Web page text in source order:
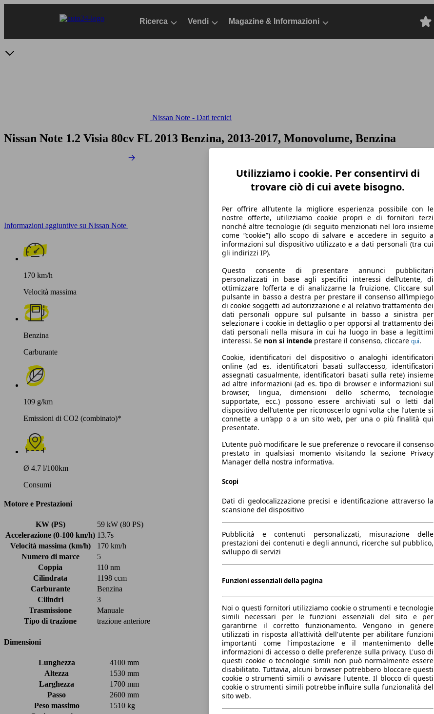
Ricerca Vendi Magazine & Informazioni
Nissan Note - Dati tecnici
Nissan Note 1.2 Visia 80cv FL 2013 Benzina, 2013-2017, Monovolume, Benzina
Informazioni aggiuntive su Nissan Note
170 km/h
Velocità massima
Benzina
Carburante
109 g/km
Emissioni di CO2 (combinato)*
Ø 4.7 l/100km
Consumi
Motore e Prestazioni
KW (PS)
59 kW (80 PS)
Accelerazione (0-100 km/h) 13.7s
Velocità massima (km/h)
170 km/h
Numero di marce
5
Coppia
110 nm
Cilindrata
1198 ccm
Carburante
Benzina
Cilindri
3
Trasmissione
Manuale
Tipo di trazione
trazione anteriore
Dimensioni
Lunghezza
4100 mm
Altezza
1530 mm
Larghezza
1700 mm
Passo
2600 mm
Peso massimo
1510 kg
Utilizziamo i cookie. Per consentirvi di
trovare ciò di cui avete bisogno.
Per offrire all’utente la migliore esperienza possibile con le
nostre offerte, utilizziamo cookie propri e di fornitori terzi
nonché altre tecnologie (di seguito menzionati nel loro insieme
come “cookie”) allo scopo di salvare e accedere in seguito a
informazioni sul dispositivo utilizzato e a dati personali (tra cui
gli indirizzi IP).
Questo consente di presentare annunci pubblicitari
personalizzati in base agli specifici interessi dell’utente, di
ottimizzare l’offerta e di analizzarne la fruizione. Cliccare sul
pulsante in basso a destra per prestare il consenso all’impiego
di cookie soggetti ad autorizzazione e al relativo trattamento dei
dati personali oppure sul pulsante in basso a sinistra per
selezionare i cookie in dettaglio o per opporsi al trattamento dei
dati personali nella misura in cui ha luogo in base a legittimi
interessi. Se non si intende prestare il consenso, cliccare qui.
Cookie, identificatori del dispositivo o analoghi identificatori
online (ad es. identificatori basati sull’accesso, identificatori
assegnati casualmente, identificatori basati sulla rete) insieme
ad altre informazioni (ad es. tipo di browser e informazioni sul
browser, lingua, dimensioni dello schermo, tecnologie
supportate, ecc.) possono essere archiviati sul o letti dal
dispositivo dell’utente per riconoscerlo ogni volta che l’utente si
connette a un’app o a un sito web, per una o più finalità qui
presentate.
L’utente può modificare le sue preferenze o revocare il consenso
prestato in qualsiasi momento visitando la sezione Privacy
Manager della nostra informativa.
Scopi
Dati di geolocalizzazione precisi e identificazione attraverso la
scansione del dispositivo
Pubblicità e contenuti personalizzati, misurazione delle
prestazioni dei contenuti e degli annunci, ricerche sul pubblico,
sviluppo di servizi
Funzioni essenziali della pagina
Noi o questi fornitori utilizziamo cookie o strumenti e tecnologie
simili necessari per le funzioni essenziali del sito e per
garantirne il corretto funzionamento. Vengono in genere
utilizzati in risposta all'attività dell'utente per abilitare funzioni
importanti come l'impostazione e il mantenimento delle
informazioni di accesso o delle preferenze sulla privacy. L'uso di
questi cookie o tecnologie simili non può normalmente essere
disabilitato. Tuttavia, alcuni browser potrebbero bloccare questi
cookie o strumenti simili o avvisare l'utente. Il blocco di questi
cookie o strumenti simili potrebbe influire sulla funzionalità del
sito web.